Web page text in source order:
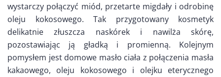
wystarczy połączyć miód, przetarte migdały i odrobinę
oleju kokosowego. Tak przygotowany kosmetyk
delikatnie złuszcza naskórek i nawilża skórę,
pozostawiając ją gładką i promienną. Kolejnym
pomysłem jest domowe masło ciała z połączenia masła
kakaowego, oleju kokosowego i olejku eterycznego